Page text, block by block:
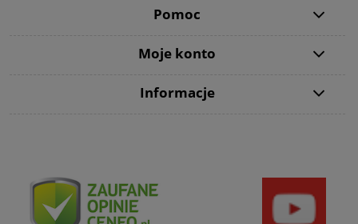
Pomoc
Moje konto
Informacje